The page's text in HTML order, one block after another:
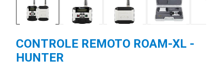
CONTROLE REMOTO ROAM-XL -
HUNTER